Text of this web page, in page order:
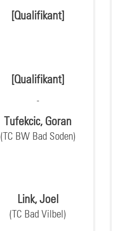
[Qualifikant]
[Qualifikant]
Tufekcic, Goran
(TC BW Bad Soden)
Link, Joel
(TC Bad Vilbel)